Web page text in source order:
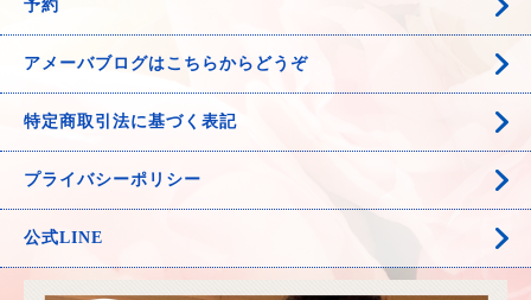
予約
アメーバブログはこちらからどうぞ
特定商取引法に基づく表記
プライバシーポリシー
公式LINE